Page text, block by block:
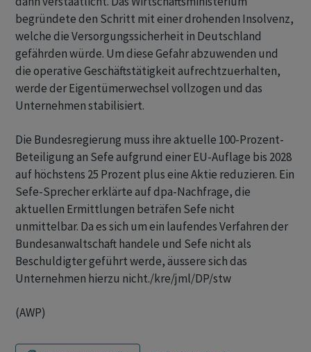
begründete den Schritt mit einer drohenden Insolvenz,
welche die Versorgungssicherheit in Deutschland
gefährden würde. Um diese Gefahr abzuwenden und
die operative Geschäftstätigkeit aufrechtzuerhalten,
werde der Eigentümerwechsel vollzogen und das
Unternehmen stabilisiert.
Die Bundesregierung muss ihre aktuelle 100-Prozent-
Beteiligung an Sefe aufgrund einer EU-Auflage bis 2028
auf höchstens 25 Prozent plus eine Aktie reduzieren. Ein
Sefe-Sprecher erklärte auf dpa-Nachfrage, die
aktuellen Ermittlungen beträfen Sefe nicht
unmittelbar. Da es sich um ein laufendes Verfahren der
Bundesanwaltschaft handele und Sefe nicht als
Beschuldigter geführt werde, äussere sich das
Unternehmen hierzu nicht./kre/jml/DP/stw
(AWP)